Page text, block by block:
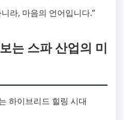
라, 마음의 언어입니다.”
는 스파 산업의 미
하이브리드 힐링 시대